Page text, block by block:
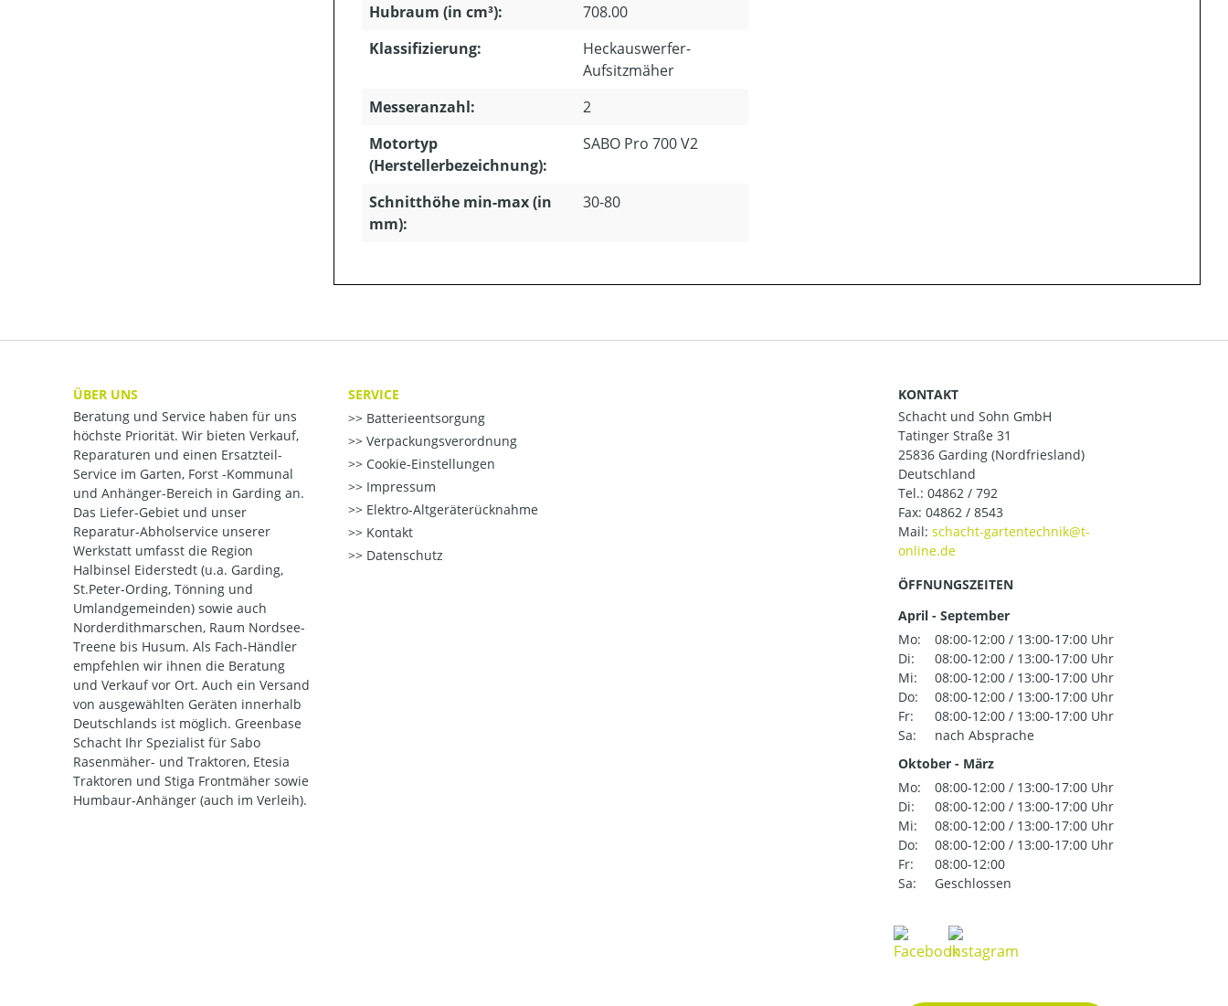
Hubraum (in cm³):
708.00
Klassifizierung:
Heckauswerfer-
Aufsitzmäher
Messeranzahl:
2
Motortyp
(Herstellerbezeichnung):
SABO Pro 700 V2
Schnitthöhe min-max (in
mm):
30-80
ÜBER UNS
Beratung und Service haben für uns
höchste Priorität. Wir bieten Verkauf,
Reparaturen und einen Ersatzteil-
Service im Garten, Forst -Kommunal
und Anhänger-Bereich in Garding an.
Das Liefer-Gebiet und unser
Reparatur-Abholservice unserer
Werkstatt umfasst die Region
Halbinsel Eiderstedt (u.a. Garding,
St.Peter-Ording, Tönning und
Umlandgemeinden) sowie auch
Norderdithmarschen, Raum Nordsee-
Treene bis Husum. Als Fach-Händler
empfehlen wir ihnen die Beratung
und Verkauf vor Ort. Auch ein Versand
von ausgewählten Geräten innerhalb
Deutschlands ist möglich. Greenbase
Schacht Ihr Spezialist für Sabo
Rasenmäher- und Traktoren, Etesia
Traktoren und Stiga Frontmäher sowie
Humbaur-Anhänger (auch im Verleih).
SERVICE
Batterieentsorgung
Verpackungsverordnung
Cookie-Einstellungen
Impressum
Elektro-Altgeräterücknahme
Kontakt
Datenschutz
KONTAKT
Schacht und Sohn GmbH
Tatinger Straße 31
25836 Garding (Nordfriesland)
Deutschland
Tel.: 04862 / 792
Fax: 04862 / 8543
Mail:
ÖFFNUNGSZEITEN
April - September
Mo:
08:00-12:00 / 13:00-17:00 Uhr
Di:
08:00-12:00 / 13:00-17:00 Uhr
Mi:
08:00-12:00 / 13:00-17:00 Uhr
Do:
08:00-12:00 / 13:00-17:00 Uhr
Fr:
08:00-12:00 / 13:00-17:00 Uhr
Sa:
nach Absprache
Oktober - März
Mo:
08:00-12:00 / 13:00-17:00 Uhr
Di:
08:00-12:00 / 13:00-17:00 Uhr
Mi:
08:00-12:00 / 13:00-17:00 Uhr
Do:
08:00-12:00 / 13:00-17:00 Uhr
Fr:
08:00-12:00
Sa:
Geschlossen